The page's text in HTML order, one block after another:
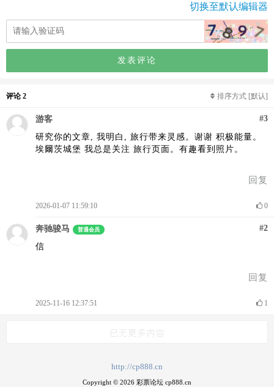
切换至默认编辑器
发表评论
评论 2 排序方式 [默认]
游客
#3
研究你的文章, 我明白, 旅行带来灵感。谢谢 积极能量。
埃爾茨城堡 我总是关注 旅行页面。有趣看到照片。
回复
2026-01-07 11:59:10 0
奔驰骏马 普通会员
#2
信
回复
2025-11-16 12:37:51 1
已无更多内容
http://cp888.cn
Copyright © 2026 彩票论坛 cp888.cn